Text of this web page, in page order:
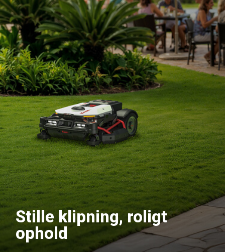
Stille klipning, roligt
ophold